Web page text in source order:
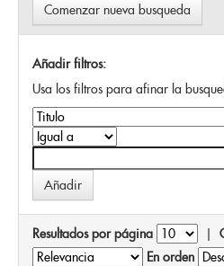
Comenzar nueva busqueda
Añadir filtros:
Usa los filtros para afinar la
Resultados por página |
En orden